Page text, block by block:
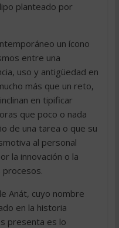
planteado por
un ícono
entre una
uso y antigüedad en
más que un reto,
en tipificar
que poco o nada
de una tarea o que su
al personal
la innovación o la
procesos.
Anát, cuyo nombre
en la historia
presenta es lo